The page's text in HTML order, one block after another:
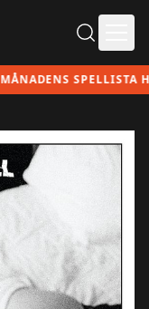
SPELLISTA HÄR!